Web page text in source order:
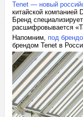
Tenet — новый
китайской компанией
Бренд
расшифровывается
Напомним, под
брендом Tenet в